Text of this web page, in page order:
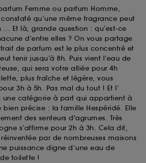
Femme ou parfum Homme,
qu’une même fragrance peut
Et là, grande question : qu’est-ce
d’entre elles ? On vous partage
de parfum est le plus concentré et
tenir jusqu’à 8h. Puis vient l’eau de
qui sera votre alliée pour 4h
plus fraîche et légère, vous
3h à 5h. Pas mal du tout ! Et l’
une catégorie à part qui appartient à
précise : la famille Hespéridé. Elle
des senteurs d'agrumes. Très
s’affirme pour 2h à 3h. Cela dit,
par de nombreuses maisons
puissance digne d’une eau de
toilette !